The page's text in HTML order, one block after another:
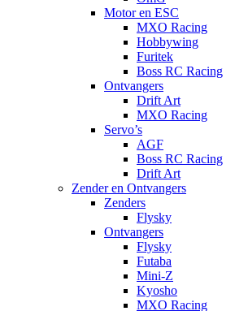
Motor en ESC
MXO Racing
Hobbywing
Furitek
Boss RC Racing
Ontvangers
Drift Art
MXO Racing
Servo’s
AGF
Boss RC Racing
Drift Art
Zender en Ontvangers
Zenders
Flysky
Ontvangers
Flysky
Futaba
Mini-Z
Kyosho
MXO Racing